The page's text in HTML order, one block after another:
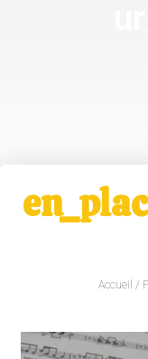
Accueil /